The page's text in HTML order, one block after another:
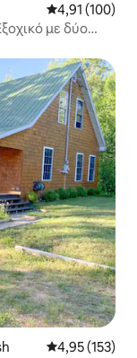
Μέση
4,91 (100)
με δύο
Μέση
4,95 (153)